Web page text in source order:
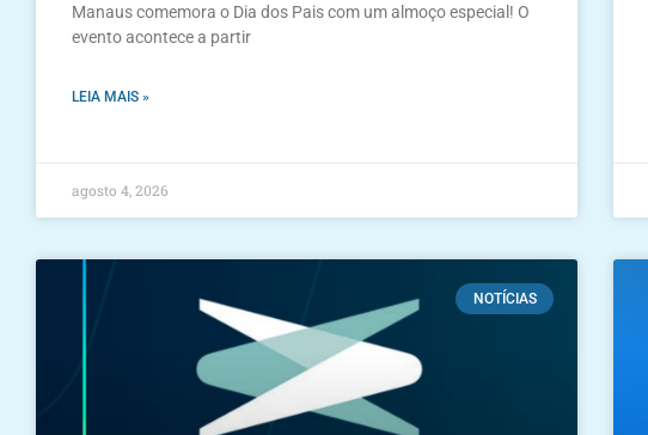
Manaus comemora o Dia dos Pais com um almoço especial! O
evento acontece a partir
LEIA MAIS »
agosto 4, 2026
NOTÍCIAS